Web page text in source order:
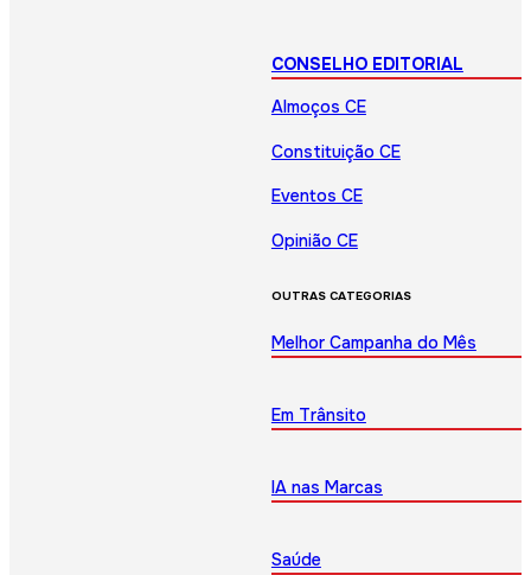
CONSELHO EDITORIAL
Almoços CE
Constituição CE
Eventos CE
Opinião CE
OUTRAS CATEGORIAS
Melhor Campanha do Mês
Em Trânsito
IA nas Marcas
Saúde